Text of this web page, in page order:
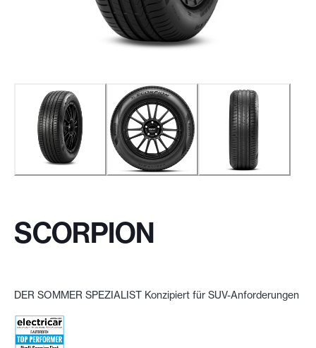
SCORPION
DER SOMMER SPEZIALIST Konzipiert für SUV-Anforderungen